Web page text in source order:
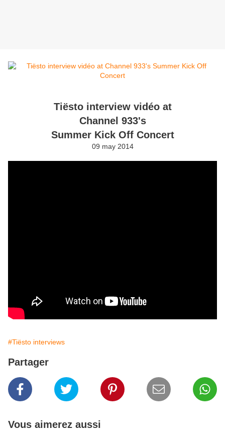
Tiësto interview vidéo at
Channel 933's
Summer Kick Off Concert
09 may 2014
#Tiësto interviews
Partager
Vous aimerez aussi